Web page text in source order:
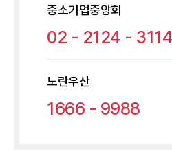
중소기업중앙회
02 - 2124 - 3114
노란우산
1666 - 9988